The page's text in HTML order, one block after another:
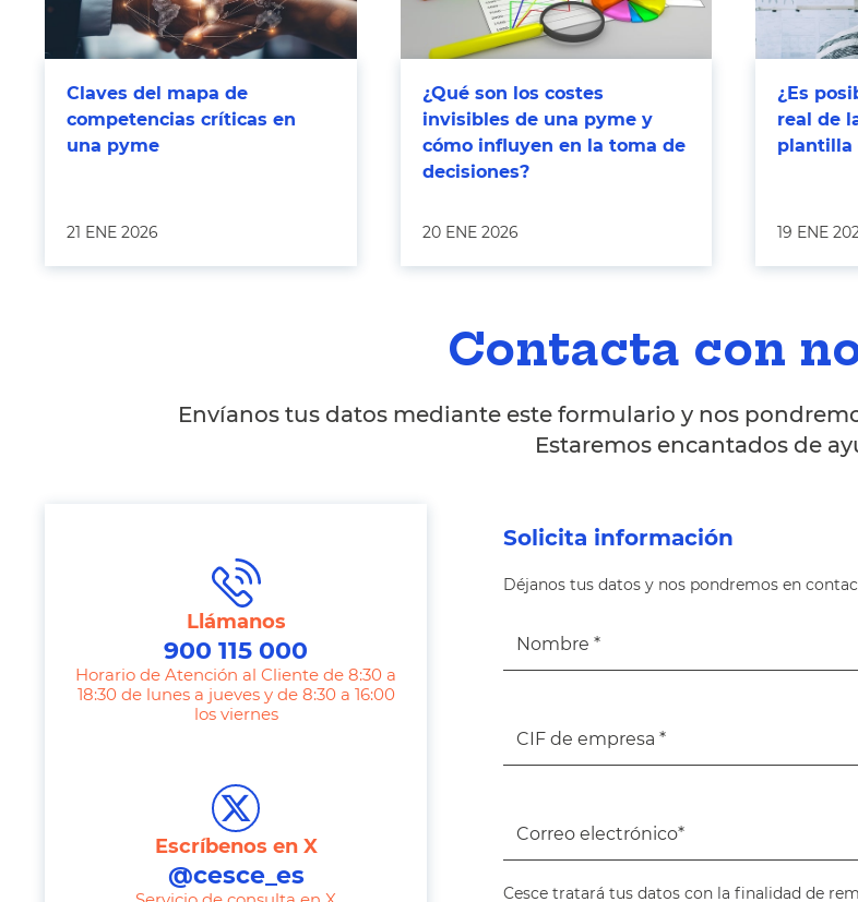
Claves del mapa de
competencias críticas en
una pyme
21 ENE 2026
¿Qué son los costes
invisibles de una pyme y
cómo influyen en la toma de
decisiones?
20 ENE 2026
¿Es
real de
plantilla
19 ENE
Contacta con
Envíanos tus datos mediante este formulario y nos
Estaremos encantados de
Llámanos
900 115 000
Horario de Atención al Cliente de 8:30 a
18:30 de lunes a jueves y de 8:30 a 16:00
los viernes
Escríbenos en X
@cesce_es
Solicita información
Déjanos tus datos y nos pondremos en
Cesce tratará tus datos con la finalidad de